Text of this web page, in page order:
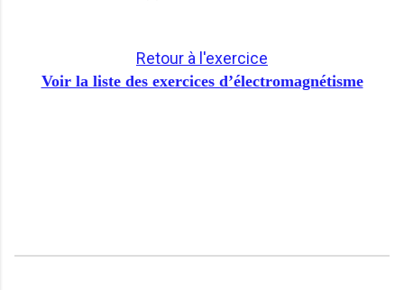
Retour à l'exercice
Voir la liste des exercices d’électromagnétisme